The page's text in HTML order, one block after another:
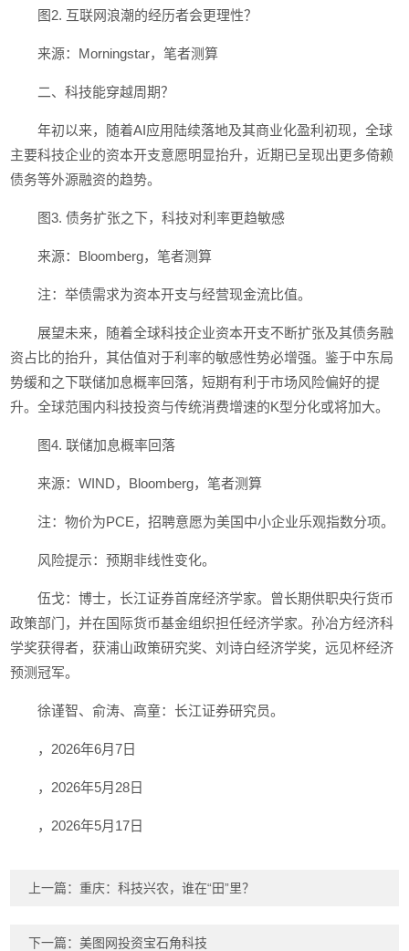
图2. 互联网浪潮的经历者会更理性？
来源：Morningstar，笔者测算
二、科技能穿越周期？
年初以来，随着AI应用陆续落地及其商业化盈利初现，全球
主要科技企业的资本开支意愿明显抬升，近期已呈现出更多倚赖
债务等外源融资的趋势。
图3. 债务扩张之下，科技对利率更趋敏感
来源：Bloomberg，笔者测算
注：举债需求为资本开支与经营现金流比值。
展望未来，随着全球科技企业资本开支不断扩张及其债务融
资占比的抬升，其估值对于利率的敏感性势必增强。鉴于中东局
势缓和之下联储加息概率回落，短期有利于市场风险偏好的提
升。全球范围内科技投资与传统消费增速的K型分化或将加大。
图4. 联储加息概率回落
来源：WIND，Bloomberg，笔者测算
注：物价为PCE，招聘意愿为美国中小企业乐观指数分项。
风险提示：预期非线性变化。
伍戈：博士，长江证券首席经济学家。曾长期供职央行货币
政策部门，并在国际货币基金组织担任经济学家。孙冶方经济科
学奖获得者，获浦山政策研究奖、刘诗白经济学奖，远见杯经济
预测冠军。
徐谨智、俞涛、高童：长江证券研究员。
，2026年6月7日
，2026年5月28日
，2026年5月17日
上一篇：重庆：科技兴农，谁在“田”里？
下一篇：美图网投资宝石角科技